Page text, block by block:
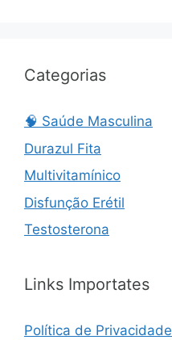
Categorias
🧠 Saúde Masculina
Durazul Fita
Multivitamínico
Disfunção Erétil
Testosterona
Links Importates
Política de Privacidade